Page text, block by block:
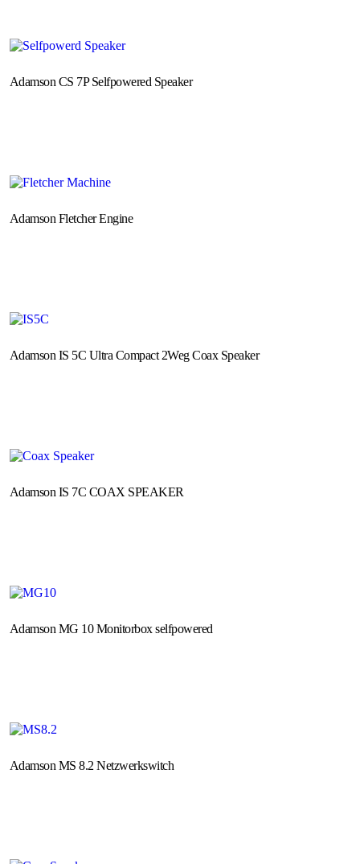
Adamson CS 7P Selfpowered Speaker
Adamson Fletcher Engine
Adamson IS 5C Ultra Compact 2Weg Coax Speaker
Adamson IS 7C COAX SPEAKER
Adamson MG 10 Monitorbox selfpowered
Adamson MS 8.2 Netzwerkswitch